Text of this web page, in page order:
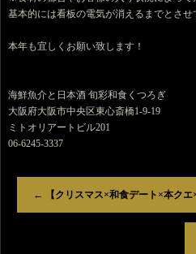
基本的には看板の電気が消えるまでとさせ
本年も宜しくお願い致します！
海鮮魚介と日本酒 旬彩和食くつろぎ
大阪府大阪市中央区東心斎橋1-9-19
ミトオリアートビル201
06-6245-3337
← 【クリスマス×和食デート×本クエ